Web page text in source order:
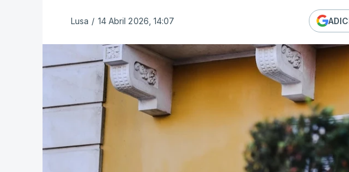
Lusa / 14 Abril 2026, 14:07